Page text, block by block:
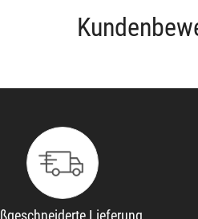
Lieferung